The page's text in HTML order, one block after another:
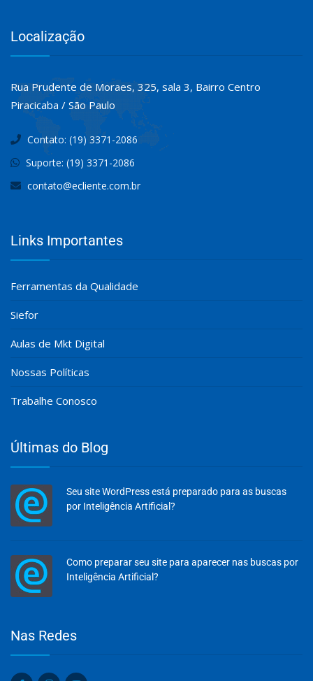
Localização
Rua Prudente de Moraes, 325, sala 3, Bairro Centro
Piracicaba / São Paulo
Contato: (19) 3371-2086
Suporte: (19) 3371-2086
contato@ecliente.com.br
Links Importantes
Ferramentas da Qualidade
Siefor
Aulas de Mkt Digital
Nossas Políticas
Trabalhe Conosco
Últimas do Blog
Seu site WordPress está preparado para as buscas
por Inteligência Artificial?
Como preparar seu site para aparecer nas buscas por
Inteligência Artificial?
Nas Redes
Olá, insira seus dados para continuar.
Nome